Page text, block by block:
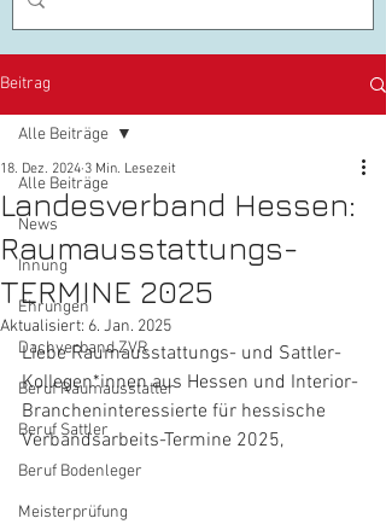
Beitrag
Alle Beiträge
News
Innung
Ehrungen
Dachverband ZVR
Beruf Raumausstatter
Beruf Sattler
Beruf Bodenleger
Meisterprüfung
Alle Beiträge
Landesverband Hessen:
Raumausstattungs-
TERMINE 2025
18. Dez. 2024 3 Min. Lesezeit
Aktualisiert: 6. Jan. 2025
Liebe Raumausstattungs- und Sattler-
Kollegen*innen aus Hessen und Interior-
Brancheninteressierte für hessische
Verbandsarbeits-Termine 2025,